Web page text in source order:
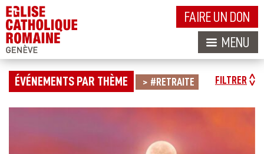
FAIRE UN DON
MENU
ÉVÉNEMENTS PAR THÈME #RETRAITE FILTRER